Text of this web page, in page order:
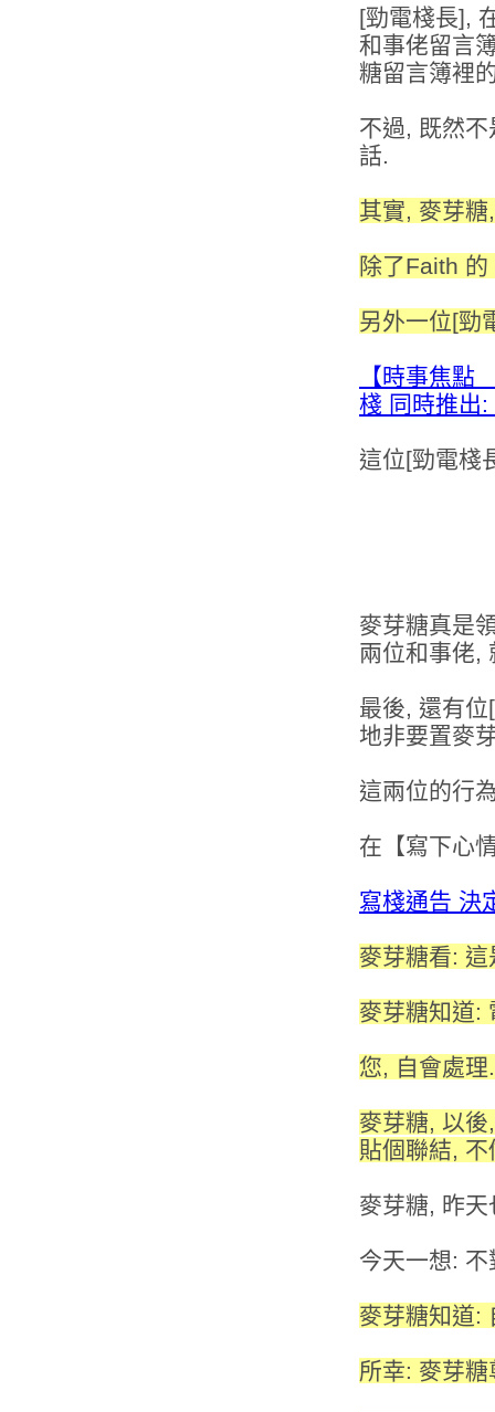
[勁電棧長],
和事佬留言
糖留言簿裡
不過, 既然
話.
其實, 麥芽
除了Faith
另外一位[勁
【時事焦
棧 同時推出
這位[勁電棧
麥芽糖真是
兩位和事佬,
最後, 還有
地非要置麥
這兩位的行
在【寫下心
寫棧通告 決
麥芽糖看: 這
麥芽糖知道:
您, 自會處理.
麥芽糖, 以
貼個聯結,
麥芽糖, 昨
今天一想:
麥芽糖知道:
所幸: 麥芽